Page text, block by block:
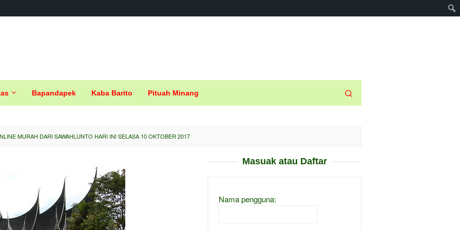
Bapandapek Kaba Barito Pituah Minang
MURAH DARI SAWAHLUNTO HARI INI SELASA 10 OKTOBER 2017
Masuak atau Daftar
Nama pengguna: